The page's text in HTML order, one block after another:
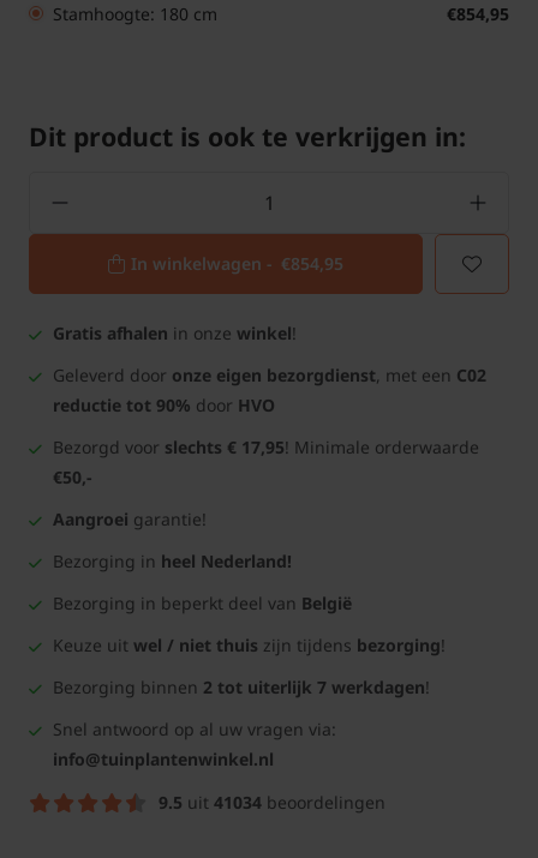
Stamhoogte: 180 cm
€854,95
Dit product is ook te verkrijgen in:
In winkelwagen - €854,95
Gratis afhalen in onze winkel!
Geleverd door onze eigen bezorgdienst, met een C02
reductie tot 90% door HVO
Bezorgd voor slechts € 17,95! Minimale orderwaarde
€50,-
Aangroei garantie!
Bezorging in heel Nederland!
Bezorging in beperkt deel van België
Keuze uit wel / niet thuis zijn tijdens bezorging!
Bezorging binnen 2 tot uiterlijk 7 werkdagen!
Snel antwoord op al uw vragen via:
info@tuinplantenwinkel.nl
9.5 uit 41034 beoordelingen